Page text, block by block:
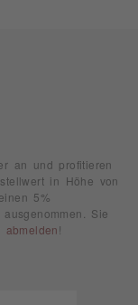
an und profitieren
in Höhe von
5%
Sie
abmelden !